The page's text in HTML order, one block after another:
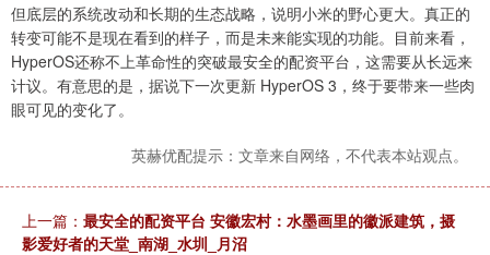
但底层的系统改动和长期的生态战略，说明小米的野心更大。真正的
转变可能不是现在看到的样子，而是未来能实现的功能。目前来看，
HyperOS还称不上革命性的突破最安全的配资平台，这需要从长远来
计议。有意思的是，据说下一次更新 HyperOS 3，终于要带来一些肉
眼可见的变化了。
英赫优配提示：文章来自网络，不代表本站观点。
上一篇： 最安全的配资平台 安徽宏村：水墨画里的徽派建筑，摄
影爱好者的天堂_南湖_水圳_月沼